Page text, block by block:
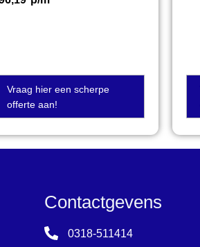
Vraag hier een scherpe
offerte aan!
Contactgevens
0318-511414